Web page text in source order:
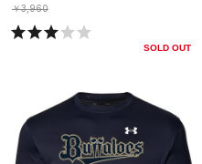
￥3,960
SOLD OUT